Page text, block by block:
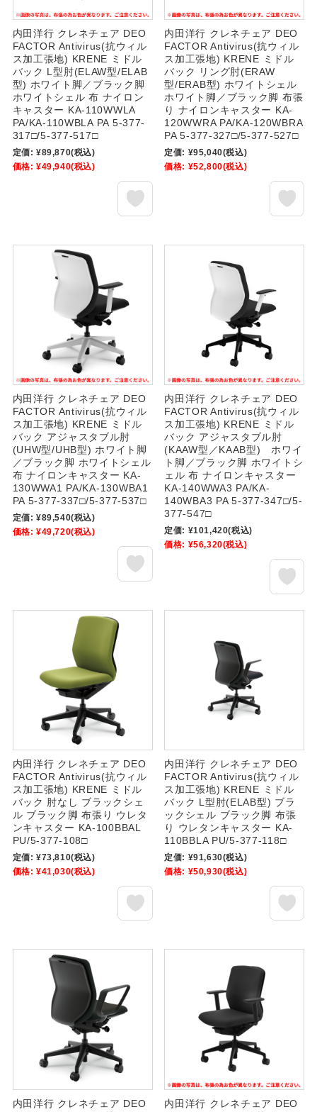
内田洋行 クレネチェア DEO
FACTOR Antivirus(抗ウィル
ス加工張地) KRENE ミドル
バック L型肘(ELAW型/ELAB
型) ホワイト脚／ブラック脚
ホワイトシェル 布 ナイロン
キャスター KA-110WWLA
PA/KA-110WBLA PA 5-377-
317□/5-377-517□
定価: ¥89,870(税込)
価格: ¥49,940(税込)
内田洋行 クレネチェア DEO
FACTOR Antivirus(抗ウィル
ス加工張地) KRENE ミドル
バック リング肘(ERAW
型/ERAB型) ホワイトシェル
ホワイト脚／ブラック脚 布張
り ナイロンキャスター KA-
120WWRA PA/KA-120WBRA
PA 5-377-327□/5-377-527□
定価: ¥95,040(税込)
価格: ¥52,800(税込)
内田洋行 クレネチェア DEO
FACTOR Antivirus(抗ウィル
ス加工張地) KRENE ミドル
バック アジャスタブル肘
(UHW型/UHB型) ホワイト脚
／ブラック脚 ホワイトシェル
布 ナイロンキャスター KA-
130WWA1 PA/KA-130WBA1
PA 5-377-337□/5-377-537□
定価: ¥89,540(税込)
価格: ¥49,720(税込)
内田洋行 クレネチェア DEO
FACTOR Antivirus(抗ウィル
ス加工張地) KRENE ミドル
バック アジャスタブル肘
(KAAW型／KAAB型) ホワイ
ト脚／ブラック脚 ホワイトシ
ェル 布 ナイロンキャスター
KA-140WWA3 PA/KA-
140WBA3 PA 5-377-347□/5-
377-547□
定価: ¥101,420(税込)
価格: ¥56,320(税込)
内田洋行 クレネチェア DEO
FACTOR Antivirus(抗ウィル
ス加工張地) KRENE ミドル
バック 肘なし ブラックシェ
ル ブラック脚 布張り ウレタ
ンキャスター KA-100BBAL
PU/5-377-108□
定価: ¥73,810(税込)
価格: ¥41,030(税込)
内田洋行 クレネチェア DEO
FACTOR Antivirus(抗ウィル
ス加工張地) KRENE ミドル
バック L型肘(ELAB型) ブラ
ックシェル ブラック脚 布張
り ウレタンキャスター KA-
110BBLA PU/5-377-118□
定価: ¥91,630(税込)
価格: ¥50,930(税込)
内田洋行 クレネチェア DEO
内田洋行 クレネチェア DEO